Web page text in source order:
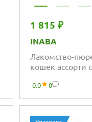
1 815 ₽
INABA
Лакомство-
кошек ассорти
0.0 0